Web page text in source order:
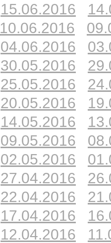
15.06.2016
10.06.2016
04.06.2016
30.05.2016
25.05.2016
20.05.2016
14.05.2016
09.05.2016
02.05.2016
27.04.2016
22.04.2016
17.04.2016
12.04.2016